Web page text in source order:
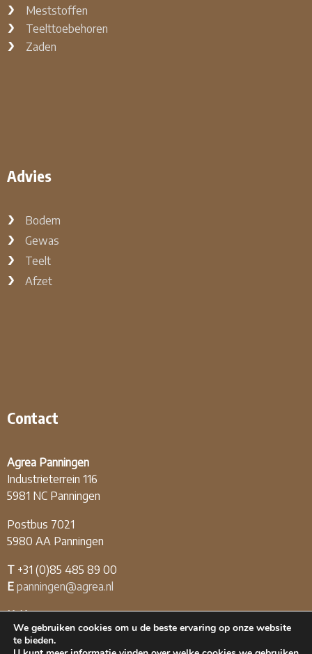
Meststoffen
Teelttoebehoren
Zaden
Advies
Bodem
Gewas
Teelt
Afzet
Contact
Agrea Panningen
Industrieterrein 116
5981 NC Panningen
Postbus 7021
5980 AA Panningen
T +31 (0)85 485 89 00
E panningen@agrea.nl
KvK12.04.03.09
BTWNL808226174B01
We gebruiken cookies om u de beste ervaring op onze website
te bieden.